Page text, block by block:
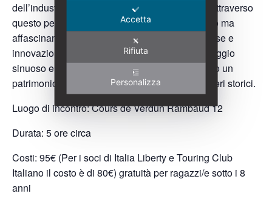
dell’industriale automobilistico Marius Berliet. Attraverso
questo percorso Lione rivela un volto meno noto ma
affascinante: una città che, tra eleganza borghese e
innovazione artistica, seppe accogliere il linguaggio
sinuoso e decorativo dell’Art Nouveau lasciando un
patrimonio diffuso tra strade, boulevard e quartieri storici.
Luogo di incontro: Cours de Verdun Rambaud 12
Durata: 5 ore circa
Costi: 95€ (Per i soci di Italia Liberty e Touring Club
Italiano il costo è di 80€) gratuità per ragazzi/e sotto i 8
anni
Accetta
Rifiuta
Personalizza